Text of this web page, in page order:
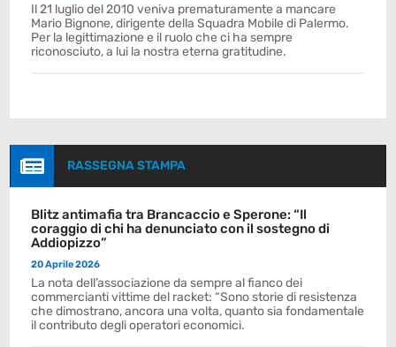
Il 21 luglio del 2010 veniva prematuramente a mancare
Mario Bignone, dirigente della Squadra Mobile di Palermo.
Per la legittimazione e il ruolo che ci ha sempre
riconosciuto, a lui la nostra eterna gratitudine.
 RASSEGNA STAMPA
Blitz antimafia tra Brancaccio e Sperone: “Il
coraggio di chi ha denunciato con il sostegno di
Addiopizzo”
20 Aprile 2026
La nota dell’associazione da sempre al fianco dei
commercianti vittime del racket: “Sono storie di resistenza
che dimostrano, ancora una volta, quanto sia fondamentale
il contributo degli operatori economici.